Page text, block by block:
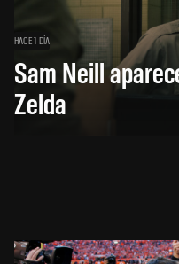
HACE 1 DÍA
Sam Neill
Zelda